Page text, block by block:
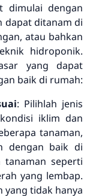
dimulai dengan
dapat ditanam di
atau bahkan
hidroponik.
yang dapat
baik di rumah:
: Pilihlah jenis
iklim dan
tanaman,
dengan baik di
tanaman seperti
yang lembap.
yang tidak hanya